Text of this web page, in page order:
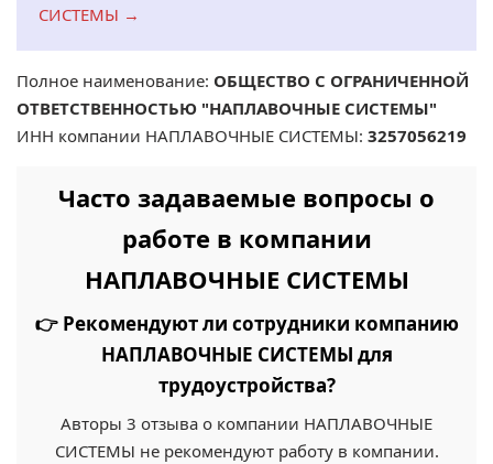
СИСТЕМЫ →
Полное наименование: ОБЩЕСТВО С ОГРАНИЧЕННОЙ
ОТВЕТСТВЕННОСТЬЮ "НАПЛАВОЧНЫЕ СИСТЕМЫ"
ИНН компании НАПЛАВОЧНЫЕ СИСТЕМЫ: 3257056219
Часто задаваемые вопросы о
работе в компании
НАПЛАВОЧНЫЕ СИСТЕМЫ
👉 Рекомендуют ли сотрудники компанию
НАПЛАВОЧНЫЕ СИСТЕМЫ для
трудоустройства?
Авторы 3 отзыва о компании НАПЛАВОЧНЫЕ
СИСТЕМЫ не рекомендуют работу в компании.